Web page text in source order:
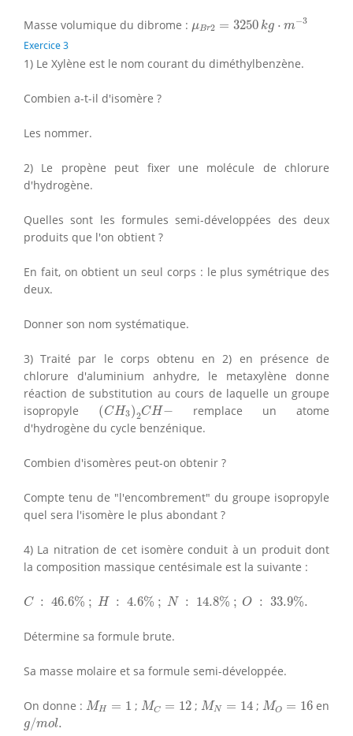
Masse volumique du dibrome : μBr2 = 3250 kg ⋅ m−3
3250 k −3
Exercice 3
1) Le Xylène est le nom courant du diméthylbenzène.
Combien a-t-il d'isomère ?
Les nommer.
2) Le propène peut fixer une molécule de chlorure
d'hydrogène.
Quelles sont les formules semi-développées des deux
produits que l'on obtient ?
En fait, on obtient un seul corps : le plus symétrique des
deux.
Donner son nom systématique.
3) Traité par le corps obtenu en 2) en présence de
chlorure d'aluminium anhydre, le metaxylène donne
réaction de substitution au cours de laquelle un groupe
isopropyle (CH3)2CH−
(CH3)2CH−
remplace un atome
d'hydrogène du cycle benzénique.
Combien d'isomères peut-on obtenir ?
Compte tenu de "l'encombrement" du groupe isopropyle
quel sera l'isomère le plus abondant ?
4) La nitration de cet isomère conduit à un produit dont
la composition massique centésimale est la suivante :
C : 46.6% ; H : 4.6% ; N : 14.8% ; O : 33.9%.
C 46.6% H : 4.6%; N :14.8 % ;O 33.9 %.
Détermine sa formule brute.
Sa masse molaire et sa formule semi-développée.
On donne :MH = 1
MH ; MC = 12
MC 12 ; MN = 14
MN 14 ; MO = 16
MO 16 en
g/mol.
g /m ol